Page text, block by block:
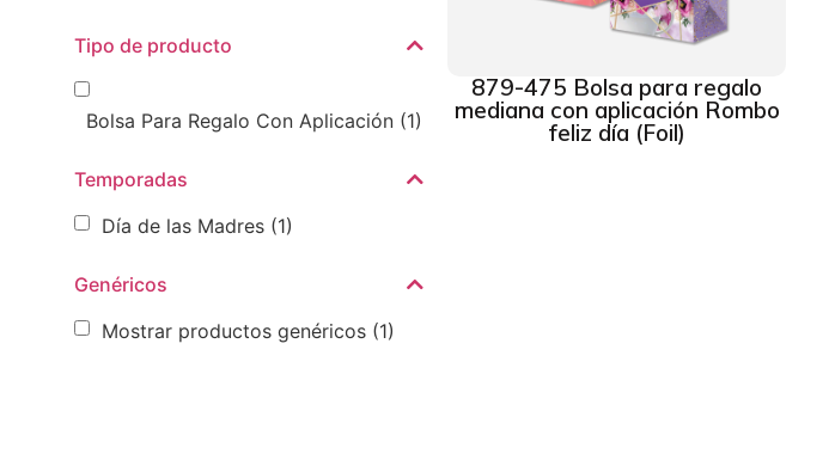
Tipo de producto
Bolsa Para Regalo Con Aplicación (1)
Temporadas
Día de las Madres (1)
Genéricos
Mostrar productos genéricos (1)
879-475 Bolsa para regalo
mediana con aplicación Rombo
feliz día (Foil)